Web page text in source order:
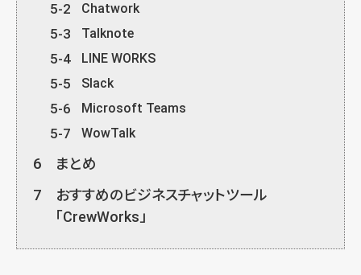
5-2 Chatwork
5-3 Talknote
5-4 LINE WORKS
5-5 Slack
5-6 Microsoft Teams
5-7 WowTalk
6 まとめ
7
おすすめのビジネスチャットツール
「CrewWorks」